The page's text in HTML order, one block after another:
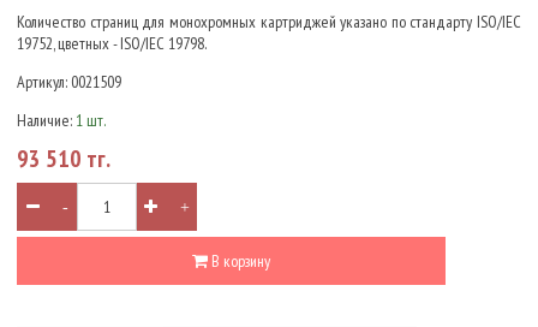
Количество страниц для монохромных картриджей указано по стандарту ISO/IEC
19752, цветных - ISO/IEC 19798.
Артикул: 0021509
Наличие: 1 шт.
93 510 тг.
- +
В корзину